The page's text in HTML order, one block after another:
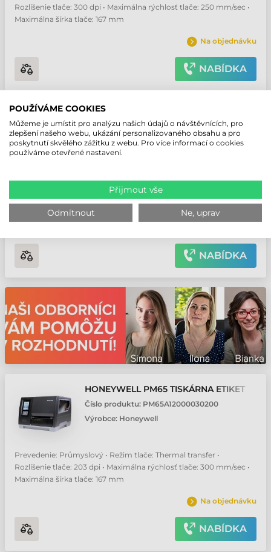
Rozlíšenie tlače: 300 dpi • Maximálna rýchlosť tlače: 250 mm/sec •
Maximálna šírka tlače: 167 mm
Na objednávku
NABÍDKA
HONEYWELL PM65 TISKÁRNA ETIKET
Číslo produktu:PM65A10010030300
Výrobce:Honeywell
Prevedenie: Průmyslový • Režim tlače: Thermal transfer •
Rozlíšenie tlače: 300 dpi • Maximálna rýchlosť tlače: 250 mm/sec •
Maximálna šírka tlače: 167 mm
NABÍDKA
HONEYWELL PM65 TISKÁRNA ETIKET
Číslo produktu: PM65A12000030200
Výrobce: Honeywell
Prevedenie: Průmyslový • Režim tlače: Thermal transfer •
Rozlíšenie tlače: 203 dpi • Maximálna rýchlosť tlače: 300 mm/sec •
Maximálna šírka tlače: 167 mm
Na objednávku
NABÍDKA
POUŽÍVÁME COOKIES
Můžeme je umístit pro analýzu našich údajů o návštěvnících, pro
zlepšení našeho webu, ukázání personalizovaného obsahu a pro
poskytnutí skvělého zážitku z webu. Pro více informací o cookies
používáme otevřené nastavení.
Přijmout vše
Odmítnout Ne, uprav